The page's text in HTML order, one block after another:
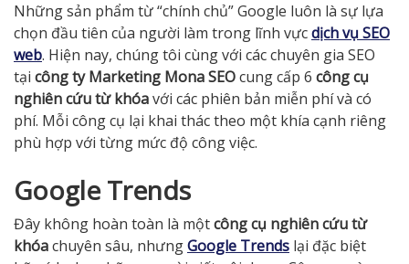
Những sản phẩm từ “chính chủ” Google luôn là sự lựa
chọn đầu tiên của người làm trong lĩnh vựcdịch vụ SEO
web. Hiện nay, chúng tôi cùng với các chuyên gia SEO
tại công ty Marketing Mona SEOcung cấp 6 công cụ
nghiên cứu từ khóavới các phiên bản miễn phí và có
phí. Mỗi công cụ lại khai thác theo một khía cạnh riêng
phù hợp với từng mức độ công việc.
Google Trends
Đây không hoàn toàn là mộtcông cụ nghiên cứu từ
khóachuyên sâu, nhưngGoogle Trends lại đặc biệt